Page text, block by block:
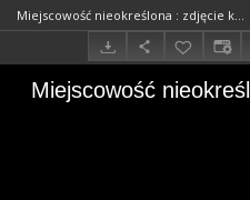
Miejscowość nieokreślona : zdjęcie krajobrazowe